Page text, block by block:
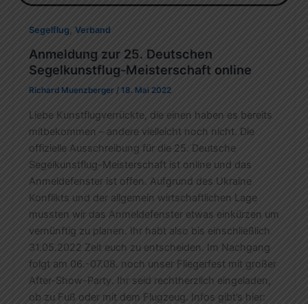
Segelflug , Verband
Anmeldung zur 25. Deutschen
Segelkunstflug-Meisterschaft online
Richard Muenzberger / 18. Mai 2022
Liebe Kunstflugverrückte, die einen haben es bereits
mitbekommen – andere vielleicht noch nicht. Die
offizielle Ausschreibung für die 25. Deutsche
Segelkunstflug-Meisterschaft ist online und das
Anmeldefenster ist offen. Aufgrund des Ukraine
Konflikts und der allgemein wirtschaftlichen Lage
mussten wir das Anmeldefenster etwas einkürzen um
vernünftig zu planen. Ihr habt also bis einschließlich
31.05.2022 Zeit euch zu entscheiden. Im Nachgang
folgt am 06.-07.08. noch unser Fliegerfest mit großer
After-Show-Party. Ihr seid rechtherzlich eingeladen,
ob zu Fuß oder mit dem Flugzeug. Infos gibt’s hier: